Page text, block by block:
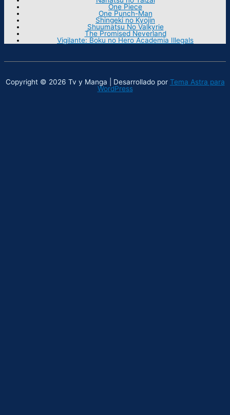
One Piece
One Punch-Man
Shingeki no Kyojin
Shuumatsu No Valkyrie
The Promised Neverland
Vigilante: Boku no Hero Academia Illegals
Copyright © 2026 Tv y Manga | Desarrollado por Tema Astra para
WordPress